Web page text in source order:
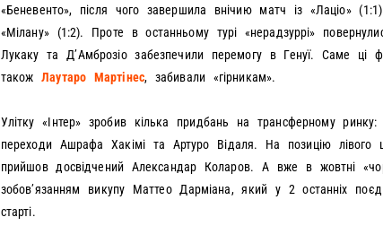
«Беневенто», після чого завершила внічию матч із «Лаціо»
«Мілану» (1:2). Проте в останньому турі «нерадзуррі»
Лукаку та Д’Амброзіо забезпечили перемогу в Генуї. Саме ці
такожЛаутаро Мартінес, забивали «гірникам».
Улітку «Інтер» зробив кілька придбань на трансферному ринку:
переходи Ашрафа Хакімі та Артуро Відаля. На позицію лівого
прийшов досвідчений Александар Коларов. А вже в жовтні
зобов’язанням викупу Маттео Дарміана, який у 2 останніх
старті.